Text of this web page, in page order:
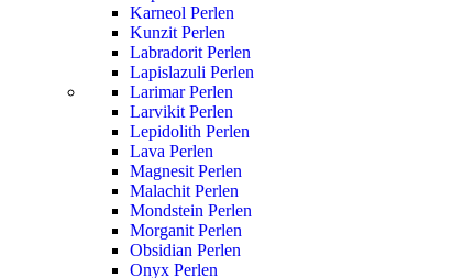
Karneol Perlen
Kunzit Perlen
Labradorit Perlen
Lapislazuli Perlen
Larimar Perlen
Larvikit Perlen
Lepidolith Perlen
Lava Perlen
Magnesit Perlen
Malachit Perlen
Mondstein Perlen
Morganit Perlen
Obsidian Perlen
Onyx Perlen